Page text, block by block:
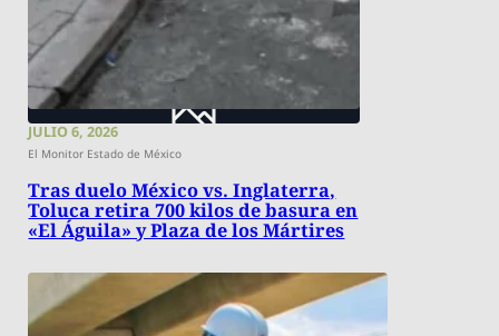
JULIO 6, 2026
El Monitor Estado de México
Tras duelo México vs. Inglaterra,
Toluca retira 700 kilos de basura en
«El Águila» y Plaza de los Mártires